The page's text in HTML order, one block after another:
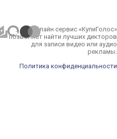
Онлайн сервис «КупиГолос»
позволяет найти лучших дикторов
для записи видео или аудио
рекламы.
Политика конфиденциальности